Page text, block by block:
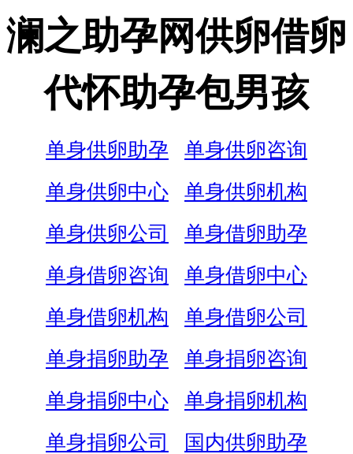
澜之助孕网供卵借卵
代怀助孕包男孩
单身供卵助孕
单身供卵咨询
单身供卵中心
单身供卵机构
单身供卵公司
单身借卵助孕
单身借卵咨询
单身借卵中心
单身借卵机构
单身借卵公司
单身捐卵助孕
单身捐卵咨询
单身捐卵中心
单身捐卵机构
单身捐卵公司
国内供卵助孕